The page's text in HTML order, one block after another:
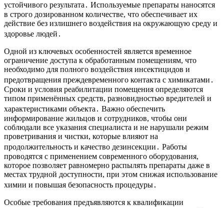
устойчивого результата․ Используемые препараты наносятся
в строго дозированном количестве, что обеспечивает их
действие без излишнего воздействия на окружающую среду и
здоровье людей․
Одной из ключевых особенностей является временное
ограничение доступа к обработанным помещениям, что
необходимо для полного воздействия инсектицидов и
предотвращения преждевременного контакта с химикатами․
Сроки и условия реабилитации помещения определяются
типом применённых средств, разновидностью вредителей и
характеристиками объекта․ Важно обеспечить
информирование жильцов и сотрудников, чтобы они
соблюдали все указания специалиста и не нарушали режим
проветривания и чистки, которые влияют на
продолжительность и качество дезинсекции․ Работы
проводятся с применением современного оборудования,
которое позволяет равномерно распылять препараты даже в
местах трудной доступности, при этом снижая использование
химии и повышая безопасность процедуры․
Особые требования предъявляются к квалификации